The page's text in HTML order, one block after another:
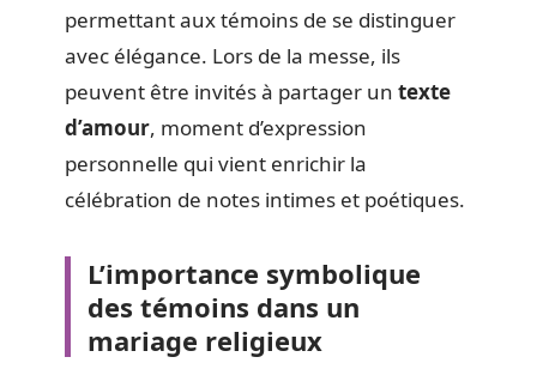
permettant aux témoins de se distinguer
avec élégance. Lors de la messe, ils
peuvent être invités à partager un texte
d’amour, moment d’expression
personnelle qui vient enrichir la
célébration de notes intimes et poétiques.
L’importance symbolique
des témoins dans un
mariage religieux